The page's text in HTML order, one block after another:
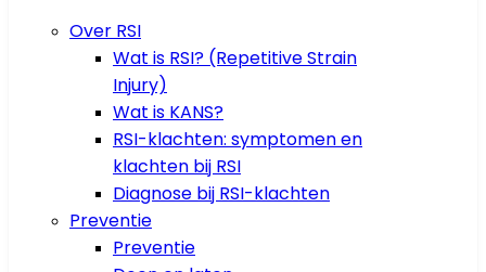
Over RSI
Wat is RSI? (Repetitive Strain
Injury)
Wat is KANS?
RSI-klachten: symptomen en
klachten bij RSI
Diagnose bij RSI-klachten
Preventie
Preventie